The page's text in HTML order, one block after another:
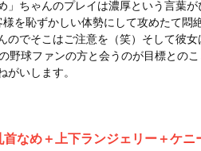
」ちゃんのプレイは濃厚という言葉
を恥ずかしい体勢にして攻めたて悶
のでそこはご注意を（笑）そして彼
野球ファンの方と会うのが目標との
がいします。
首なめ＋上 下ランジェリー ＋ケニ